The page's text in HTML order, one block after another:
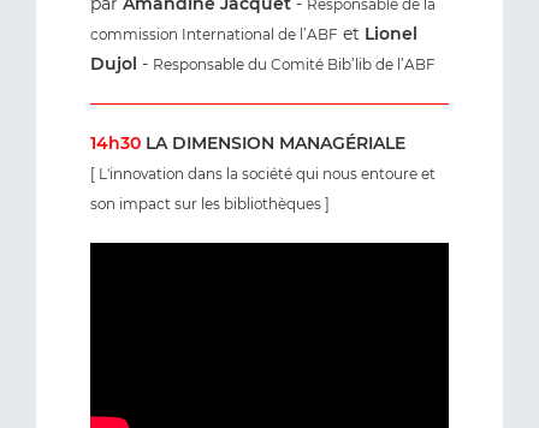
Responsable de la
commission International de l’ABF et Lionel
Dujol - Responsable du Comité Bib’lib de l’ABF
14h30 LA DIMENSION MANAGÉRIALE
[ L'innovation dans la société qui nous entoure et
son impact sur les bibliothèques ]